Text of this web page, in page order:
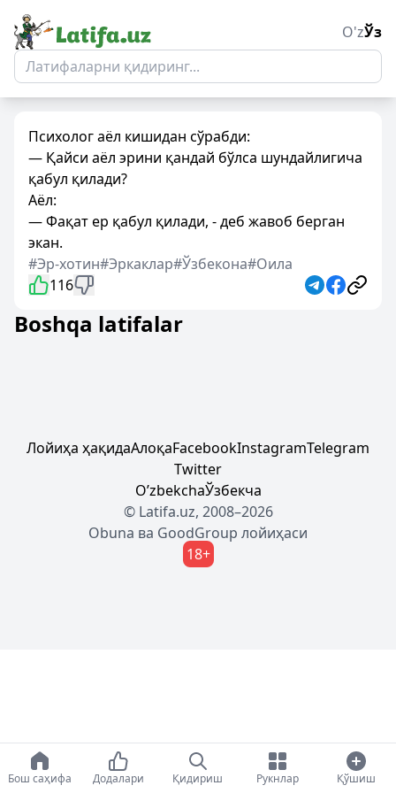
O'zЎз
Психолог аёл кишидан сўрабди:
— Қайси аёл эрини қандай бўлса шундайлигича
қабул қилади?
Аёл:
— Фақат ер қабул қилади, - деб жавоб берган
экан.
#Эр-хотин#Эркаклар#Ўзбекона#Оила
116
Boshqa latifalar
Лойиҳа ҳақидаАлоқаFacebookInstagramTelegram
Twitter
OʼzbekchaЎзбекча
© Latifa.uz, 2008–2026
Obuna ва GoodGroup лойиҳаси
18+
Бош саҳифа Додалари Қидириш Рукнлар Қўшиш